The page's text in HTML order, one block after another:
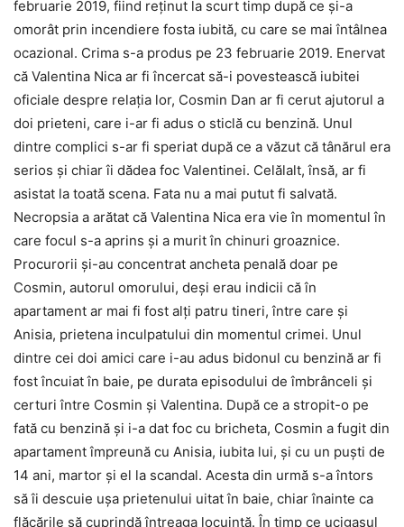
februarie 2019, fiind reţinut la scurt timp după ce şi-a
omorât prin incendiere fosta iubită, cu care se mai întâlnea
ocazional. Crima s-a produs pe 23 februarie 2019. Enervat
că Valentina Nica ar fi încercat să-i povestească iubitei
oficiale despre relaţia lor, Cosmin Dan ar fi cerut ajutorul a
doi prieteni, care i-ar fi adus o sticlă cu benzină. Unul
dintre complici s-ar fi speriat după ce a văzut că tânărul era
serios şi chiar îi dădea foc Valentinei. Celălalt, însă, ar fi
asistat la toată scena. Fata nu a mai putut fi salvată.
Necropsia a arătat că Valentina Nica era vie în momentul în
care focul s-a aprins şi a murit în chinuri groaznice.
Procurorii şi-au concentrat ancheta penală doar pe
Cosmin, autorul omorului, deşi erau indicii că în
apartament ar mai fi fost alţi patru tineri, între care şi
Anisia, prietena inculpatului din momentul crimei. Unul
dintre cei doi amici care i-au adus bidonul cu benzină ar fi
fost încuiat în baie, pe durata episodului de îmbrânceli şi
certuri între Cosmin şi Valentina. După ce a stropit-o pe
fată cu benzină şi i-a dat foc cu bricheta, Cosmin a fugit din
apartament împreună cu Anisia, iubita lui, şi cu un puşti de
14 ani, martor şi el la scandal. Acesta din urmă s-a întors
să îi descuie uşa prietenului uitat în baie, chiar înainte ca
flăcările să cuprindă întreaga locuinţă. În timp ce ucigaşul